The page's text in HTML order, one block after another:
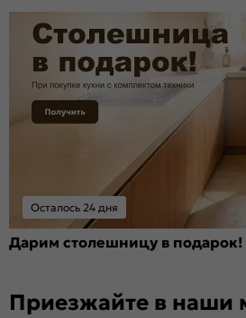
Осталось 24 дня
Дарим столешницу в подарок!
Приезжайте в наши